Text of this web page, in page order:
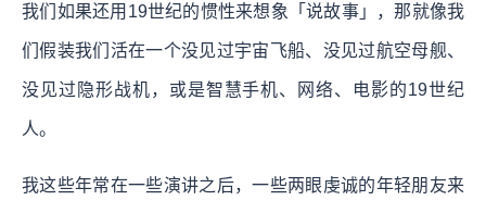
我们如果还用19世纪的惯性来想象「说故事」，那就像我
们假装我们活在一个没见过宇宙飞船、没见过航空母舰、
没见过隐形战机，或是智慧手机、网络、电影的19世纪
人。
我这些年常在一些演讲之后，一些两眼虔诚的年轻朋友来